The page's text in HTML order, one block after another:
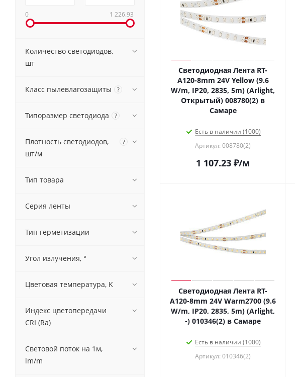
Светодиодная Лента RT-
A120-8mm 24V Yellow (9.6
W/m, IP20, 2835, 5m) (Arlight,
Открытый) 008780(2) в
Самаре
Есть в наличии (1000)
Артикул: 008780(2)
1 107.23 ₽/м
Светодиодная Лента RT-
A120-8mm 24V Warm2700 (9.6
W/m, IP20, 2835, 5m) (Arlight,
-) 010346(2) в Самаре
Есть в наличии (1000)
Артикул: 010346(2)
0 1 226.93
Количество светодиодов,
шт
Класс пылевлагозащиты ?
Типоразмер светодиода ?
Плотность светодиодов,
шт/м
?
Тип товара
Серия ленты
Тип герметизации
Угол излучения, °
Цветовая температура, K
Индекс цветопередачи
CRI (Ra)
Световой поток на 1м,
lm/m